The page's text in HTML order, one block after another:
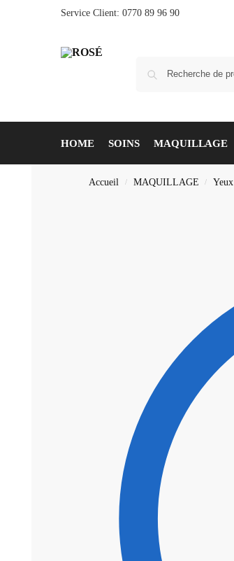
Service Client: 0770 89 96 90
HOME SOINS MAQUILLAGE
Accueil / MAQUILLAGE / Yeux